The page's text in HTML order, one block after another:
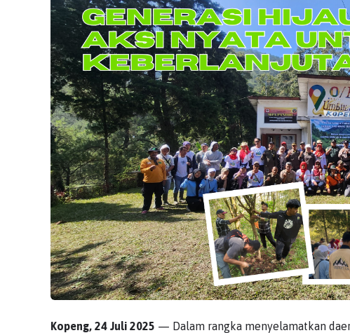
Kopeng, 24 Juli 2025 — Dalam rangka menyelamatkan